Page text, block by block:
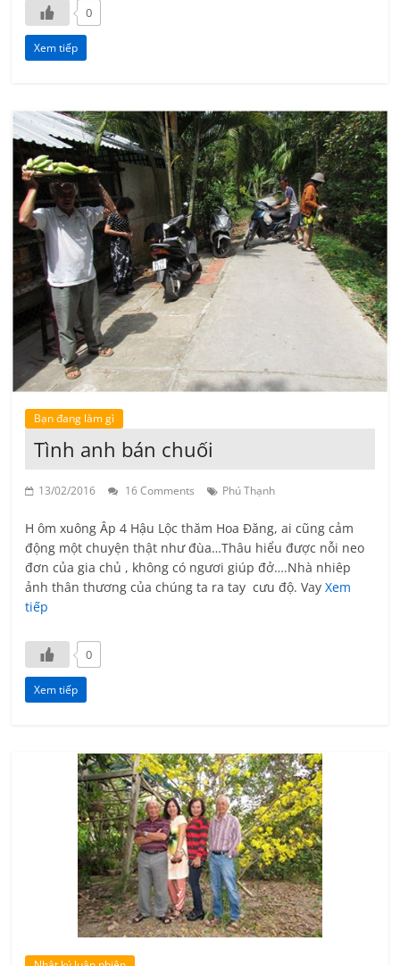
0
Xem tiếp
Bạn đang làm gì
Tình anh bán chuối
13/02/2016 16 Comments Phú Thạnh
H ôm xuông Âp 4 Hậu Lộc thăm Hoa Đăng, ai cũng cảm
động một chuyện thật như đùa…Thâu hiểu được nỗi neo
đơn của gia chủ , không có ngươi giúp đở….Nhà nhiêp
ảnh thân thương của chúng ta ra tay cưu độ. VayXem
tiếp
0
Xem tiếp